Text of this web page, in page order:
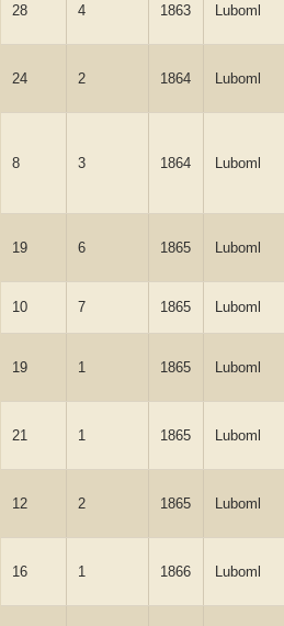
28 4 1863 Luboml
24 2 1864 Luboml
8 3 1864 Luboml
19 6 1865 Luboml
10 7 1865 Luboml
19 1 1865 Luboml
21 1 1865 Luboml
12 2 1865 Luboml
16 1 1866 Luboml